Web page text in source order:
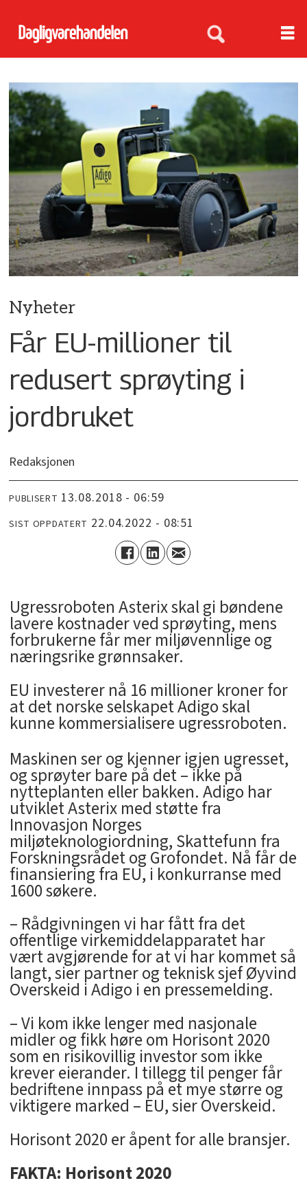
Nyheter
Får EU-millioner til
redusert sprøyting i
jordbruket
Redaksjonen
PUBLISERT 13.08.2018 - 06:59
SIST OPPDATERT 22.04.2022 - 08:51
Ugressroboten Asterix skal gi bøndene
lavere kostnader ved sprøyting, mens
forbrukerne får mer miljøvennlige og
næringsrike grønnsaker.
EU investerer nå 16 millioner kroner for
at det norske selskapet Adigo skal
kunne kommersialisere ugressroboten.
Maskinen ser og kjenner igjen ugresset,
og sprøyter bare på det – ikke på
nytteplanten eller bakken. Adigo har
utviklet Asterix med støtte fra
Innovasjon Norges
miljøteknologiordning, Skattefunn fra
Forskningsrådet og Grofondet. Nå får de
finansiering fra EU, i konkurranse med
1600 søkere.
– Rådgivningen vi har fått fra det
offentlige virkemiddelapparatet har
vært avgjørende for at vi har kommet så
langt, sier partner og teknisk sjef Øyvind
Overskeid i Adigo i en pressemelding.
– Vi kom ikke lenger med nasjonale
midler og fikk høre om Horisont 2020
som en risikovillig investor som ikke
krever eierander. I tillegg til penger får
bedriftene innpass på et mye større og
viktigere marked – EU, sier Overskeid.
Horisont 2020 er åpent for alle bransjer.
FAKTA: Horisont 2020